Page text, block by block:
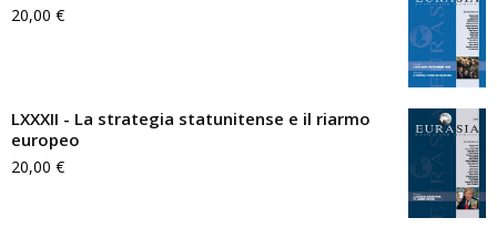
20,00 €
LXXXII - La strategia statunitense e il riarmo
europeo
20,00 €